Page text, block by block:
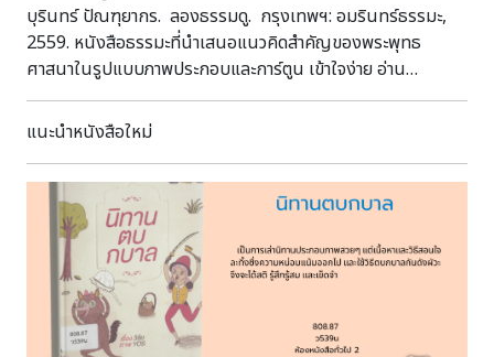
บุรินทร์ ปัณฑุยากร. ลองธรรมดู. กรุงเทพฯ: อมรินทร์ธรรมะ,
2559. หนังสือธรรมะที่นำเสนอแนวคิดสำคัญของพระพุทธ
ศาสนาในรูปแบบภาพประกอบและการ์ตูน เข้าใจง่าย อ่าน
เพลิดเพลิน ครอบคลุมเนื้อหาเกี่ยวกับตัวตนและอัตตา การเกิดและ
ความตาย สังสารวัฏ การปฏิบัติธรรม สติ ความสุขและความทุกข์
หลักธรรมได้ง่ายขึ้นและสามารถนำข้อคิดไปประยุกต์ใช้ในการ
ดำเนินชีวิตประจำวันได้ 294.3144 บ647ล ห้องหนังสือ
ทั่วไป 1
แนะนำหนังสือใหม่